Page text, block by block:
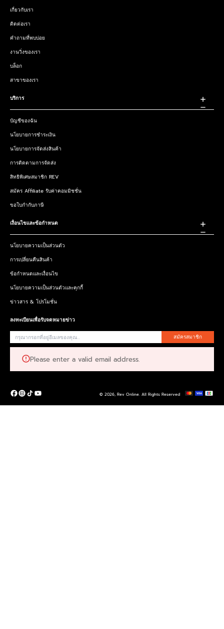
เกี่ยวกับเรา
ติดต่อเรา
คำถามที่พบบ่อย
งานวิ่งของเรา
บล็อก
สาขาของเรา
บริการ
บัญชีของฉัน
นโยบายการชำระเงิน
นโยบายการจัดส่งสินค้า
การติดตามการจัดส่ง
สิทธิพิเศษสมาชิก REV
สมัคร Affiliate รับค่าคอมมิชชั่น
ขอใบกำกับภาษี
เงื่อนไขและข้อกำหนด
นโยบายความเป็นส่วนตัว
การเปลี่ยนคืนสินค้า
ข้อกำหนดและเงื่อนไข
นโยบายความเป็นส่วนตัวและคุกกี้
ข่าวสาร & โปรโมชั่น
ลงทะเบียนเพื่อรับจดหมายข่าว
สมัครสมาชิก
Please enter a valid email address.
© 2026, Rev Online. All Rights Reserved